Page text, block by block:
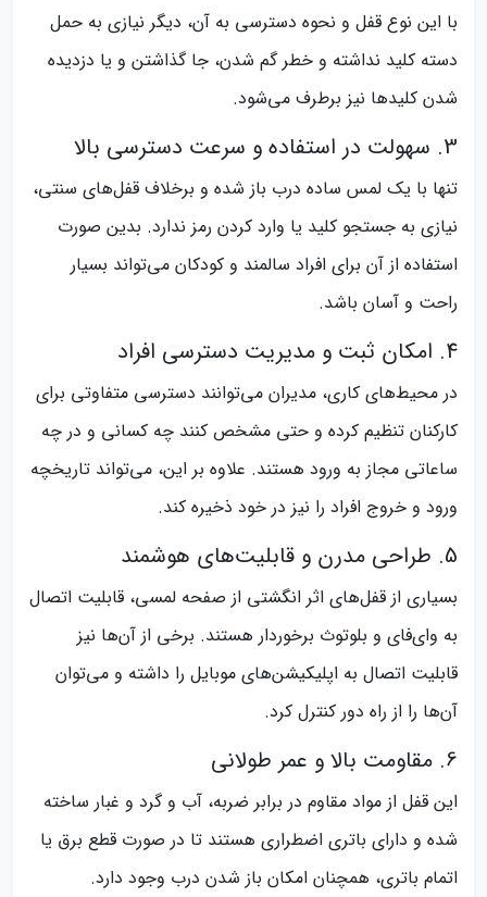
با این نوع قفل و نحوه دسترسی به آن، دیگر نیازی به حمل
دسته کلید نداشته و خطر گم شدن، جا گذاشتن و یا دزدیده
شدن کلیدها نیز برطرف می‌شود.
3. سهولت در استفاده و سرعت دسترسی بالا
تنها با یک لمس ساده درب باز شده و برخلاف قفل‌های سنتی،
نیازی به جستجو کلید یا وارد کردن رمز ندارد. بدین صورت
استفاده از آن برای افراد سالمند و کودکان می‌تواند بسیار
راحت و آسان باشد.
4. امکان ثبت و مدیریت دسترسی افراد
در محیط‌های کاری، مدیران می‌توانند دسترسی متفاوتی برای
کارکنان تنظیم کرده و حتی مشخص کنند چه کسانی و در چه
ساعاتی مجاز به ورود هستند. علاوه بر این، می‌تواند تاریخچه
ورود و خروج افراد را نیز در خود ذخیره کند.
5. طراحی مدرن و قابلیت‌های هوشمند
بسیاری از قفل‌های اثر انگشتی از صفحه لمسی، قابلیت اتصال
به وای‌فای و بلوتوث برخوردار هستند. برخی از آن‌ها نیز
قابلیت اتصال به اپلیکیشن‌های موبایل را داشته و می‌توان
آن‌ها را از راه دور کنترل کرد.
6. مقاومت بالا و عمر طولانی
این قفل از مواد مقاوم در برابر ضربه، آب و گرد و غبار ساخته
شده و دارای باتری اضطراری هستند تا در صورت قطع برق یا
اتمام باتری، همچنان امکان باز شدن درب وجود دارد.